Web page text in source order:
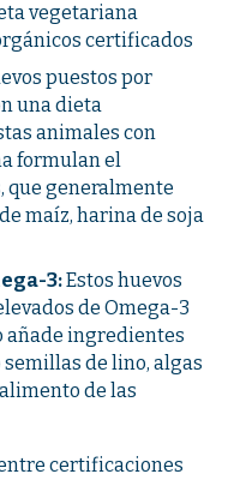
vegetariana
certificados
puestos por
una dieta
animales con
formulan el
que generalmente
maíz, harina de soja
3:Estos huevos
de Omega-3
añade ingredientes
semillas de lino, algas
de las
certificaciones